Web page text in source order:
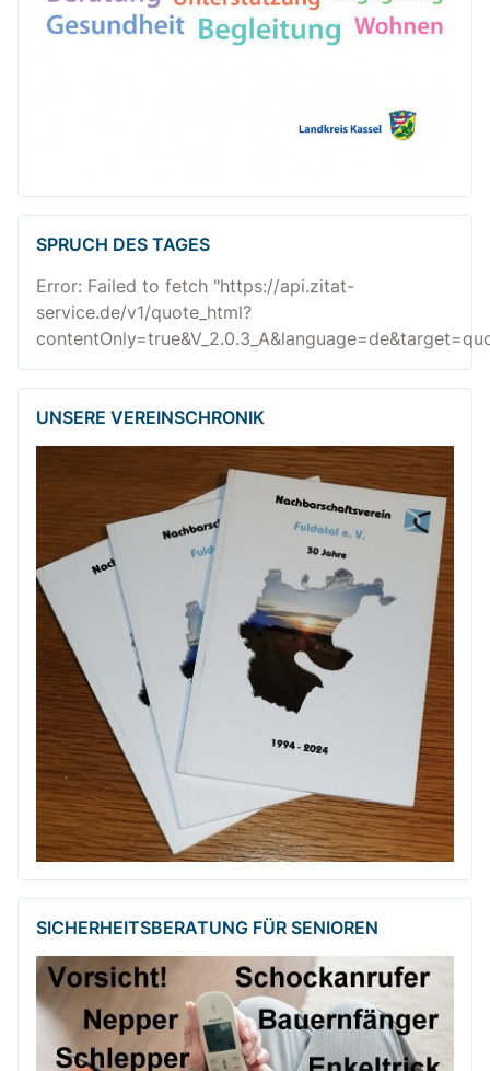
SPRUCH DES TAGES
Error: Failed to fetch "https://api.zitat-
service.de/v1/quote_html?
UNSERE VEREINSCHRONIK
SICHERHEITSBE­RATUNG FÜR SENIOREN